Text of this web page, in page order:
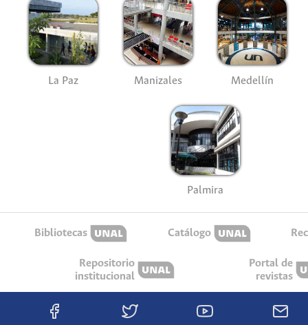
La Paz Manizales Medellín
Palmira
Bibliotecas Catálogo
Repositorio
institucional
Portal de
revistas